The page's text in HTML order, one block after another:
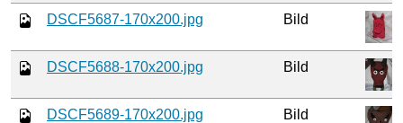
DSCF5687-170x200.jpg Bild
DSCF5688-170x200.jpg Bild
DSCF5689-170x200.jpg Bild